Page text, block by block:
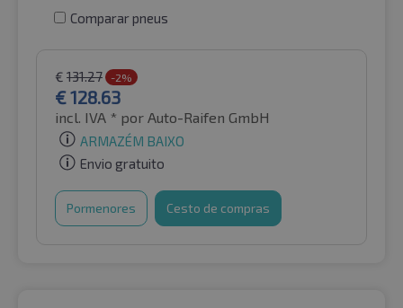
Comparar pneus
€ 131.27 -2%
€128.63
incl. IVA * por Auto-Raifen GmbH
ARMAZÉM BAIXO
Envio gratuito
Pormenores Cesto de compras